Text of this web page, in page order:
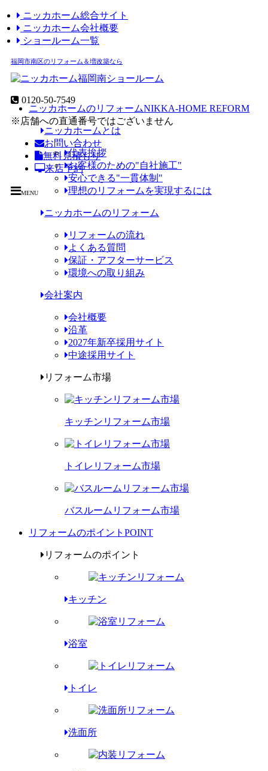
ニッカホーム総合サイト
ニッカホーム会社概要
ショールーム一覧
福岡市南区のリフォーム＆増改築なら
0120-50-7549
※店舗への直通番号ではございません
お問い合わせ
無料見積もり
来店予約
MENU
ニッカホームのリフォームNIKKA-HOME REFORM
ニッカホームとは
代表挨拶
お客様のための"自社施工"
安心できる"一貫体制"
理想のリフォームを実現するには
ニッカホームのリフォーム
リフォームの流れ
よくある質問
保証・アフターサービス
環境への取り組み
会社案内
会社概要
沿革
2027年新卒採用サイト
中途採用サイト
リフォーム市場
キッチンリフォーム市場
トイレリフォーム市場
バスルームリフォーム市場
リフォームのポイント POINT
リフォームのポイント
キッチン
浴室
トイレ
洗面所